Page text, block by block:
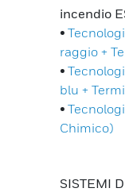
incendio
•
raggio +
•
blu +
•
Chimico)
SISTEMI